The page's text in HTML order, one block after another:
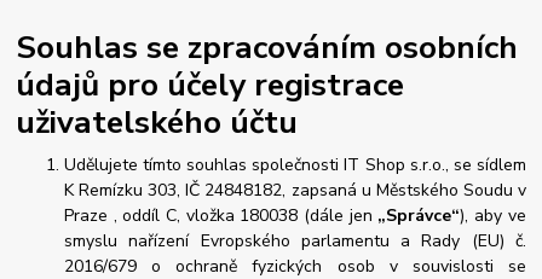
Souhlas se zpracováním osobních
údajů pro účely registrace
uživatelského účtu
Udělujete tímto souhlas společnosti IT Shop s.r.o., se sídlem
K Remízku 303, IČ 24848182, zapsaná u Městského Soudu v
Praze , oddíl C, vložka 180038 (dále jen „Správce“), aby ve
smyslu nařízení Evropského parlamentu a Rady (EU) č.
2016/679 o ochraně fyzických osob v souvislosti se